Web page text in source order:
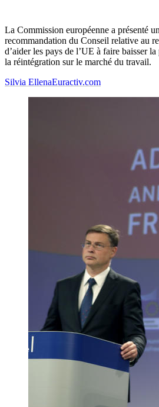
La Commission européenne a présenté
recommandation du Conseil relative au
d’aider les pays de l’UE à faire baisser
la réintégration sur le marché du travail.
Silvia EllenaEuractiv.com